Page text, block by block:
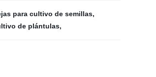
para cultivo de semillas,
de plántulas,